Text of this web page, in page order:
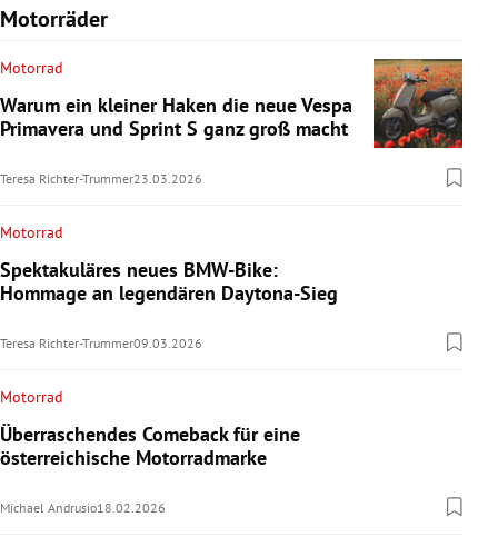
Motorräder
Motorrad
Warum ein kleiner Haken die neue Vespa
Primavera und Sprint S ganz groß macht
Teresa Richter-Trummer23.03.2026
Motorrad
Spektakuläres neues BMW-Bike:
Hommage an legendären Daytona-Sieg
Teresa Richter-Trummer09.03.2026
Motorrad
Überraschendes Comeback für eine
österreichische Motorradmarke
Michael Andrusio18.02.2026